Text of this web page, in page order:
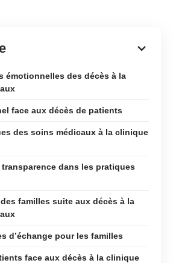
émotionnelles des décès à la
face aux décès de patients
des soins médicaux à la clinique
dans les pratiques
familles suite aux décès à la
d’échange pour les familles
face aux décès à la clinique